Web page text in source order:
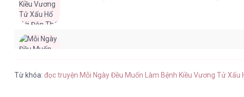
Từ khóa:đọc truyện Mỗi Ngày Đều Muốn Làm Bệnh Kiều Vương Tử Xấu